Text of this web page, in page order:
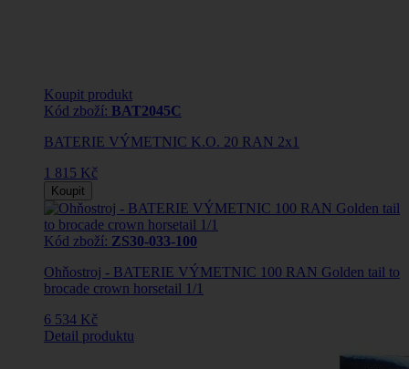
Koupit produkt
Kód zboží: BAT2045C
BATERIE VÝMETNIC K.O. 20 RAN 2x1
1 815 Kč
Koupit
Kód zboží: ZS30-033-100
Ohňostroj - BATERIE VÝMETNIC 100 RAN Golden tail to
brocade crown horsetail 1/1
6 534 Kč
Detail produktu